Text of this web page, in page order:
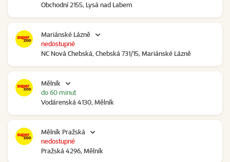
Obchodní 2155, Lysá nad Labem
Mariánské Lázně
NC Nová Chebská, Chebská 731/15, Mariánské Lázně
nedostupné
Mělník
Vodárenská 4130, Mělník
do 60 minut
Mělník Pražská
Pražská 4296, Mělník
nedostupné